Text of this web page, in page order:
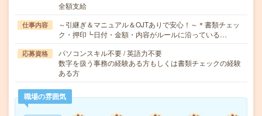
全額支給
仕事内容
～引継ぎ＆マニュアル＆OJTありで安心！～＊書類チェッ
ク・押印┗日付・金額・内容がルールに沿っている…
応募資格
パソコンスキル不要 / 英語力不要
数字を扱う事務の経験ある方もしくは書類チェックの経験
ある方
職場の雰囲気